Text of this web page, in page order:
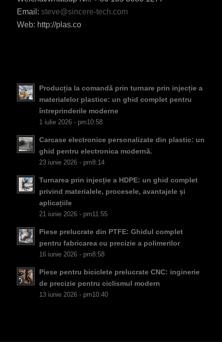
Email: steve@sincere-tech.com
Web: http://plas.co
Producția la comandă prin turnare prin injecție a
materialelor plastice: un ghid complet pentru
întreprinderile moderne
1 iulie 2026 - pm10:58
Carcase electronice personalizate din plastic: un
ghid pentru electronica modernă.
23 iunie 2026 - pm8:14
Turnarea prin injecție a HDPE: un ghid complet
privind materialele, procesele, avantajele și
aplicațiile
21 iunie 2026 - pm11:55
Piese prelucrate din PTFE: Ghidul complet
pentru fabricarea cu precizie a polimerilor
16 iunie 2026 - pm8:58
Piese pentru biciclete prelucrate CNC: inginerie
de precizie pentru ciclismul modern
13 iunie 2026 - pm10:40
DE
RU
NL
PL
AR
ES
JA
KO
PT
CS
DA
HU
ES_MX